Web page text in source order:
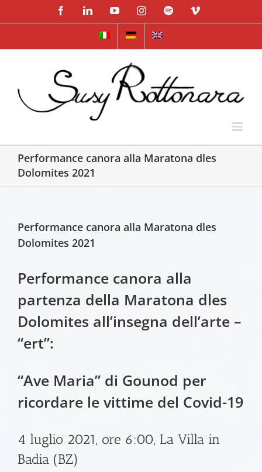
to
FacebookLinkedInYouTubeInstagramSpotifyVimeo
Performance canora alla Maratona dles
Dolomites 2021
Performance canora alla Maratona dles
Dolomites 2021
Performance canora alla
partenza della Maratona dles
Dolomites all’insegna dell’arte –
“ert”:
“Ave Maria” di Gounod per
ricordare le vittime del Covid-19
4 luglio 2021, ore 6:00, La Villa in
Badia (BZ)